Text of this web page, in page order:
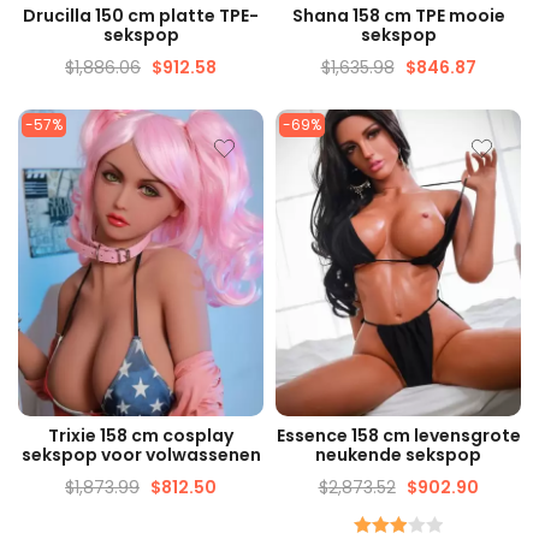
SNELLE WEERGAVE
Drucilla 150 cm platte TPE-
sekspop
$1,886.06 $912.58
SNELLE WEERGAVE
Shana 158 cm TPE mooie
sekspop
$1,635.98 $846.87
-57%
SNELLE WEERGAVE
Trixie 158 cm cosplay
sekspop voor volwassenen
$1,873.99 $812.50
-69%
SNELLE WEERGAVE
Essence 158 cm levensgrote
neukende sekspop
$2,873.52 $902.90